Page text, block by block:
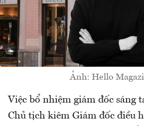
Ảnh: Hello
Việc bổ nhiệm giám đốc sáng
Chủ tịch kiêm Giám đốc điều